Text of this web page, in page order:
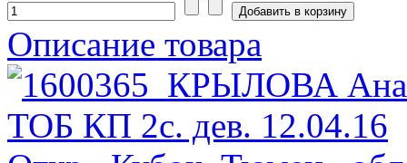
Описание товара